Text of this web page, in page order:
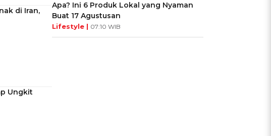
di Iran,
Ungkit
Apa? Ini 6 Produk Lokal yang Nyaman
Buat 17 Agustusan
Lifestyle | 07:10 WIB